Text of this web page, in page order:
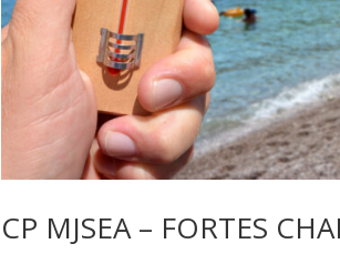
CP MJSEA – FORTES